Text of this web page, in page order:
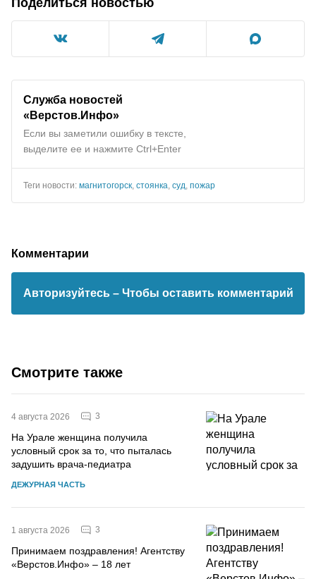
Служба новостей
«Верстов.Инфо»
Если вы заметили ошибку в тексте,
выделите ее и нажмите Ctrl+Enter
Теги новости: магнитогорск стоянка суд пожар
Комментарии
Авторизуйтесь – Чтобы оставить комментарий
Смотрите также
4 августа 2026 3
На Урале женщина получила
условный срок за то, что пыталась
задушить врача-педиатра
ДЕЖУРНАЯ ЧАСТЬ
1 августа 2026 3
Принимаем поздравления! Агентству
«Верстов.Инфо» – 18 лет